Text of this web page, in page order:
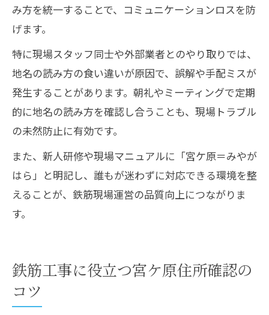
み方を統一することで、コミュニケーションロスを防
げます。
特に現場スタッフ同士や外部業者とのやり取りでは、
地名の読み方の食い違いが原因で、誤解や手配ミスが
発生することがあります。朝礼やミーティングで定期
的に地名の読み方を確認し合うことも、現場トラブル
の未然防止に有効です。
また、新人研修や現場マニュアルに「宮ケ原＝みやが
はら」と明記し、誰もが迷わずに対応できる環境を整
えることが、鉄筋現場運営の品質向上につながりま
す。
鉄筋工事に役立つ宮ケ原住所確認の
コツ